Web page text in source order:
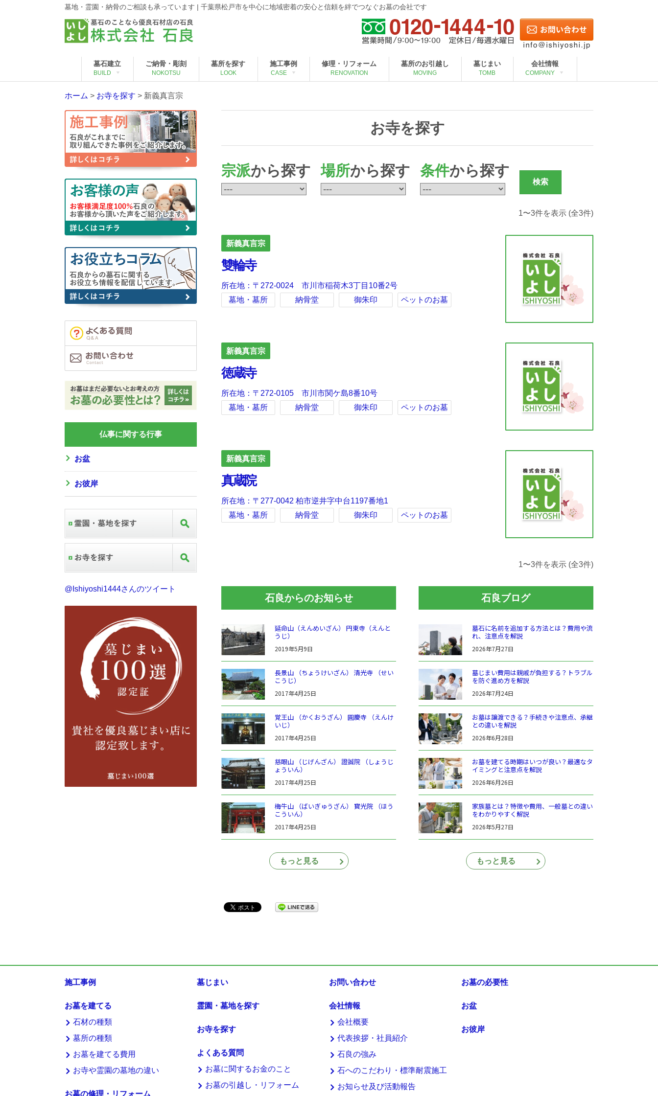
墓地・霊園・納骨のご相談も承っています | 千葉県松戸市を中心に地域密着の安心と信頼を絆でつなぐお墓の会社です
墓石建立
BUILD
ご納骨・彫刻
NOKOTSU
墓所を探す
LOOK
施工事例
CASE
修理・リフォーム
RENOVATION
墓所のお引越し
MOVING
墓じまい
TOMB
会社情報
COMPANY
ホーム > お寺を探す > 新義真言宗
お寺を探す
宗派から探す 場所から探す 条件から探す
1〜3件を表示 (全3件)
新義真言宗
雙輪寺
所在地：〒272-0024 市川市稲荷木3丁目10番2号
墓地・墓所
納骨堂 御朱印 ペットのお墓
新義真言宗
徳蔵寺
所在地：〒272-0105 市川市関ケ島8番10号
墓地・墓所
納骨堂 御朱印 ペットのお墓
新義真言宗
真蔵院
所在地：〒277-0042 柏市逆井字中台1197番地1
墓地・墓所
納骨堂 御朱印 ペットのお墓
1〜3件を表示 (全3件)
石良からのお知らせ
延命山（えんめいざん） 円東寺（えんと
うじ）
2019年5月9日
長景山 （ちょうけいざん） 清光寺 （せい
こうじ）
2017年4月25日
覚王山 （かくおうざん） 圓慶寺 （えんけ
いじ）
2017年4月25日
慈眼山 （じげんざん） 證誠院 （しょうじ
ょういん）
2017年4月25日
梅牛山 （ばいぎゅうざん） 寳光院 （ほう
こういん）
2017年4月25日
もっと見る
石良ブログ
墓石に名前を追加する方法とは？費用や流
れ、注意点を解説
2026年7月27日
墓じまい費用は親戚が負担する？トラブル
を防ぐ進め方を解説
2026年7月24日
お墓は譲渡できる？手続きや注意点、承継
との違いを解説
2026年6月28日
お墓を建てる時期はいつが良い？最適なタ
イミングと注意点を解説
2026年6月26日
家族墓とは？特徴や費用、一般墓との違い
をわかりやすく解説
2026年5月27日
もっと見る
仏事に関する行事
お盆
お彼岸
@Ishiyoshi1444さんのツイート
施工事例
お墓を建てる
石材の種類
墓所の種類
お墓を建てる費用
お寺や霊園の墓地の違い
お墓の修理・リフォーム
墓じまい
霊園・墓地を探す
お寺を探す
よくある質問
お墓に関するお金のこと
お墓の引越し・リフォーム
お問い合わせ
会社情報
会社概要
代表挨拶・社員紹介
石良の強み
石へのこだわり・標準耐震施工
お知らせ及び活動報告
お墓の必要性
お盆
お彼岸